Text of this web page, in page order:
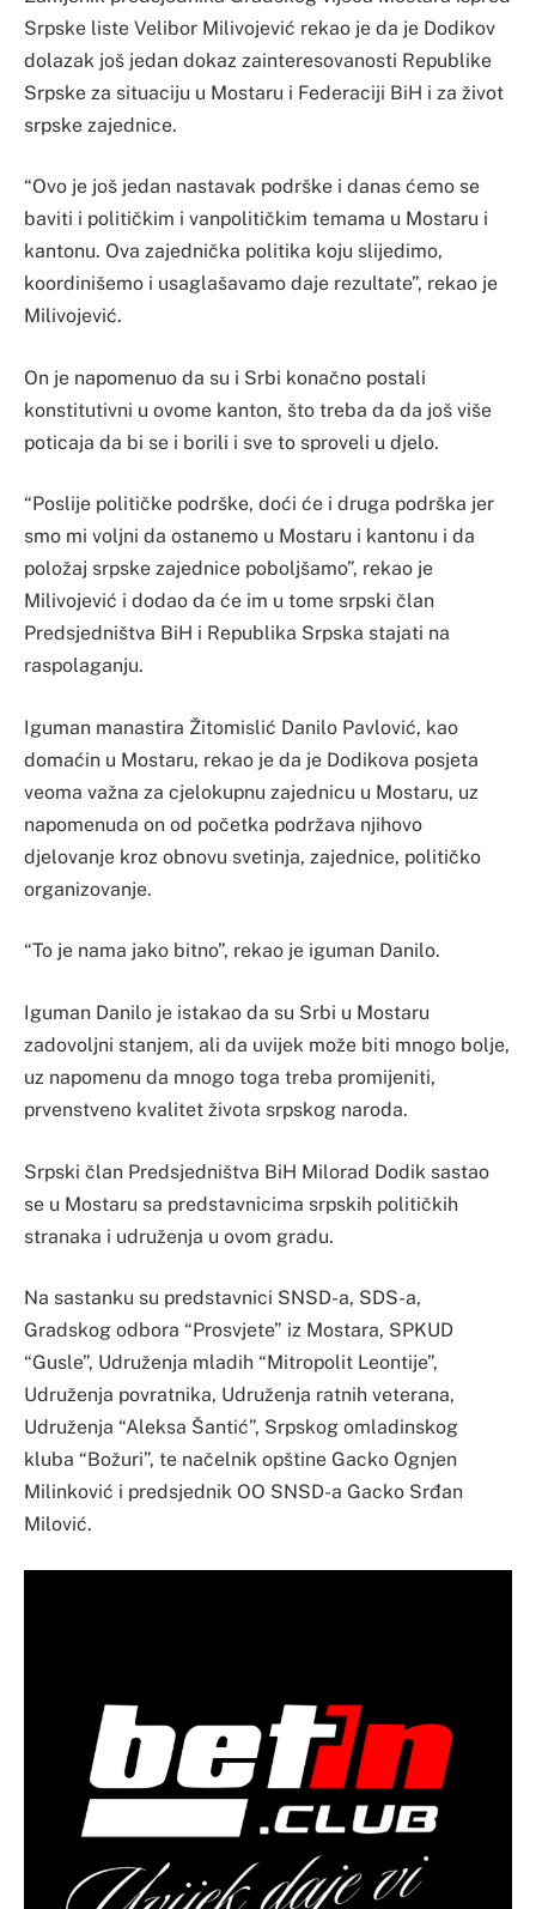
Srpske liste Velibor Milivojević rekao je da je Dodikov
dolazak još jedan dokaz zainteresovanosti Republike
Srpske za situaciju u Mostaru i Federaciji BiH i za život
srpske zajednice.
“Ovo je još jedan nastavak podrške i danas ćemo se
baviti i političkim i vanpolitičkim temama u Mostaru i
kantonu. Ova zajednička politika koju slijedimo,
koordinišemo i usaglašavamo daje rezultate”, rekao je
Milivojević.
On je napomenuo da su i Srbi konačno postali
konstitutivni u ovome kanton, što treba da da još više
poticaja da bi se i borili i sve to sproveli u djelo.
“Poslije političke podrške, doći će i druga podrška jer
smo mi voljni da ostanemo u Mostaru i kantonu i da
položaj srpske zajednice poboljšamo”, rekao je
Milivojević i dodao da će im u tome srpski član
Predsjedništva BiH i Republika Srpska stajati na
raspolaganju.
Iguman manastira Žitomislić Danilo Pavlović, kao
domaćin u Mostaru, rekao je da je Dodikova posjeta
veoma važna za cjelokupnu zajednicu u Mostaru, uz
napomenuda on od početka podržava njihovo
djelovanje kroz obnovu svetinja, zajednice, političko
organizovanje.
“To je nama jako bitno”, rekao je iguman Danilo.
Iguman Danilo je istakao da su Srbi u Mostaru
zadovoljni stanjem, ali da uvijek može biti mnogo bolje,
uz napomenu da mnogo toga treba promijeniti,
prvenstveno kvalitet života srpskog naroda.
Srpski član Predsjedništva BiH Milorad Dodik sastao
se u Mostaru sa predstavnicima srpskih političkih
stranaka i udruženja u ovom gradu.
Na sastanku su predstavnici SNSD-a, SDS-a,
Gradskog odbora “Prosvjete” iz Mostara, SPKUD
“Gusle”, Udruženja mladih “Mitropolit Leontije”,
Udruženja povratnika, Udruženja ratnih veterana,
Udruženja “Aleksa Šantić”, Srpskog omladinskog
kluba “Božuri”, te načelnik opštine Gacko Ognjen
Milinković i predsjednik OO SNSD-a Gacko Srđan
Milović.